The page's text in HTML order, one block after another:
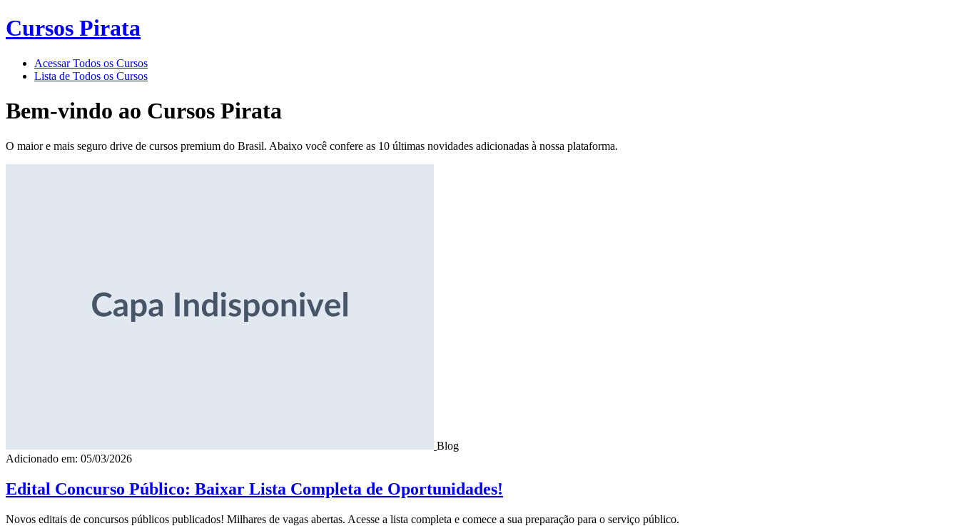
Cursos Pirata
Acessar Todos os Cursos
Lista de Todos os Cursos
Bem-vindo ao Cursos Pirata
O maior e mais seguro drive de cursos premium do Brasil. Abaixo você confere as 10 últimas novidades adicionadas à nossa plataforma.
Blog
Adicionado em: 05/03/2026
Edital Concurso Público: Baixar Lista Completa de Oportunidades!
Novos editais de concursos públicos publicados! Milhares de vagas abertas. Acesse a lista completa e comece a sua preparação para o serviço público.